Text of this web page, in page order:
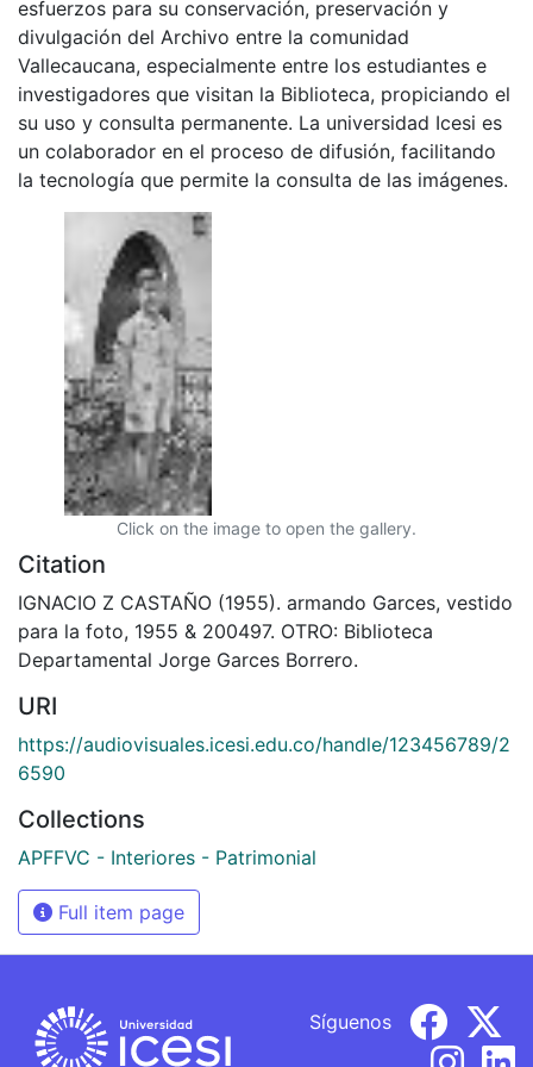
esfuerzos para su conservación, preservación y
divulgación del Archivo entre la comunidad
Vallecaucana, especialmente entre los estudiantes e
investigadores que visitan la Biblioteca, propiciando el
su uso y consulta permanente. La universidad Icesi es
un colaborador en el proceso de difusión, facilitando
la tecnología que permite la consulta de las imágenes.
Click on the image to open the gallery.
Citation
IGNACIO Z CASTAÑO (1955). armando Garces, vestido
para la foto, 1955 & 200497. OTRO: Biblioteca
Departamental Jorge Garces Borrero.
URI
https://audiovisuales.icesi.edu.co/handle/123456789/2
6590
Collections
APFFVC - Interiores - Patrimonial
Full item page
Síguenos